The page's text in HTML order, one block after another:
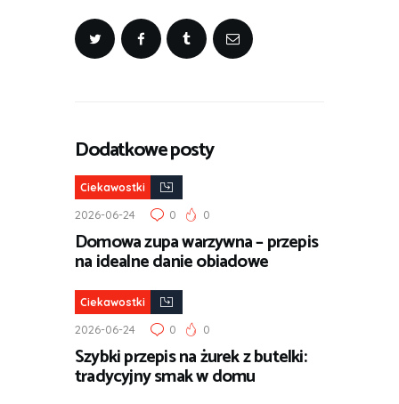
Dodatkowe posty
Ciekawostki
2026-06-24 0 0
Domowa zupa warzywna – przepis
na idealne danie obiadowe
Ciekawostki
2026-06-24 0 0
Szybki przepis na żurek z butelki:
tradycyjny smak w domu